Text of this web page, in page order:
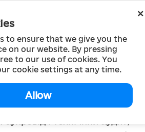
to ensure that we give you the
on our website. By pressing
to our use of cookies. You
cookie settings at any time.
Allow
(ТЕО);
екологічний та
аналіз (ПЕСА);
розробку проєктно-
компенсацію вартості